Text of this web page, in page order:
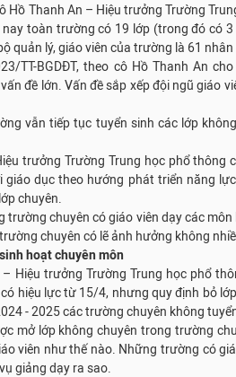
Hồ Thanh An – Hiệu trưởng Trường
toàn trường có 19 lớp (trong đó có
quản lý, giáo viên của trường là 61 nhân
TT-BGDĐT, theo cô Hồ Thanh An
đề lớn. Vấn đề sắp xếp đội ngũ giáo
vẫn tiếp tục tuyển sinh các lớp
trưởng Trường Trung học phổ thông
giáo dục theo hướng phát triển năng
chuyên.
trường chuyên có giáo viên dạy các
chuyên có lẽ ảnh hưởng không
hoạt chuyên môn
Hiệu trưởng Trường Trung học phổ
hiệu lực từ 15/4, nhưng quy định bỏ
- 2025 các trường chuyên không
mở lớp không chuyên trong trường
viên như thế nào. Những trường có
giảng dạy ra sao.